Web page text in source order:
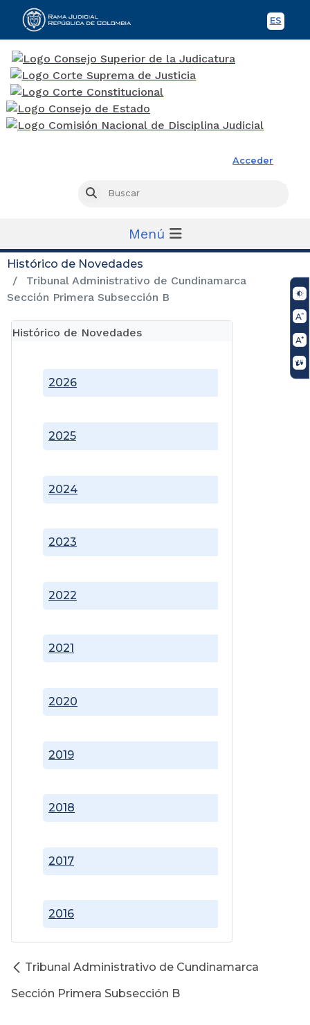
ES
Acceder
Buscar
Menú
Histórico de Novedades
Tribunal Administrativo de Cundinamarca
Sección Primera Subsección B
Histórico de Novedades
2016
2017
2018
2019
2020
2021
2022
2023
2024
2025
2026
Tribunal Administrativo de Cundinamarca
Sección Primera Subsección B